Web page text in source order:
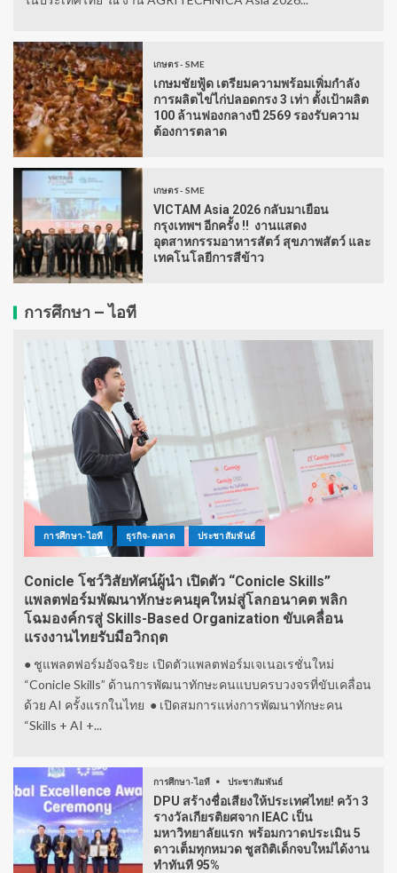
เกษตร - SME
เกษมชัยฟู้ด เตรียมความพร้อมเพิ่มกำลัง
การผลิตไข่ไก่ปลอดกรง 3 เท่า ตั้งเป้าผลิต
100 ล้านฟองกลางปี 2569 รองรับความ
ต้องการตลาด
เกษตร - SME
VICTAM Asia 2026 กลับมาเยือน
กรุงเทพฯ อีกครั้ง !! งานแสดง
อุตสาหกรรมอาหารสัตว์ สุขภาพสัตว์ และ
เทคโนโลยีการสีข้าว
การศึกษา – ไอที
การศึกษา-ไอที ธุรกิจ-ตลาด ประชาสัมพันธ์
Conicle โชว์วิสัยทัศน์ผู้นำ เปิดตัว “Conicle Skills”
แพลตฟอร์มพัฒนาทักษะคนยุคใหม่สู่โลกอนาคต พลิก
โฉมองค์กรสู่ Skills-Based Organization ขับเคลื่อน
แรงงานไทยรับมือวิกฤต
● ชูแพลตฟอร์มอัจฉริยะ เปิดตัวแพลตฟอร์มเจเนอเรชั่นใหม่
“Conicle Skills” ด้านการพัฒนาทักษะคนแบบครบวงจรที่ขับเคลื่อน
ด้วย AI ครั้งแรกในไทย ● เปิดสมการแห่งการพัฒนาทักษะคน
“Skills + AI +...
การศึกษา-ไอที ประชาสัมพันธ์
DPU สร้างชื่อเสียงให้ประเทศไทย! คว้า 3
รางวัลเกียรติยศจาก IEAC เป็น
มหาวิทยาลัยแรก พร้อมกวาดประเมิน 5
ดาวเต็มทุกหมวด ชูสถิติเด็กจบใหม่ได้งาน
ทำทันที 95%